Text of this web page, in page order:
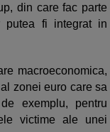
din care fac parte
putea fi integrat in
macroeconomica,
zonei euro care sa
exemplu, pentru
victime ale unei